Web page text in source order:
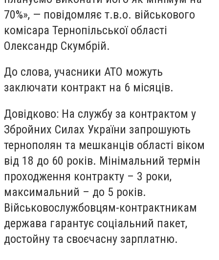
70%», — повідомляє т.в.о. військового
комісара Тернопільської області
Олександр Скумбрій.
До слова, учасники АТО можуть
заключати контракт на 6 місяців.
Довідково: На службу за контрактом у
Збройних Силах України запрошують
тернополян та мешканців області віком
від 18 до 60 років. Мінімальний термін
проходження контракту – 3 роки,
максимальний – до 5 років.
Військовослужбовцям-контрактникам
держава гарантує соціальний пакет,
достойну та своєчасну зарплатню.